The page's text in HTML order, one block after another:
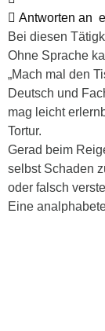
Antworten an
Bei diesen
Ohne Sprache
„Mach mal den
Deutsch und
mag leicht
Tortur.
Gerad beim
selbst Schaden
oder falsch
Eine